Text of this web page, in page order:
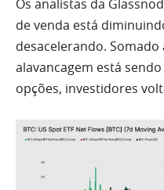
Os analistas da
de venda está
desacelerando. Somado
alavancagem está
opções, investidores